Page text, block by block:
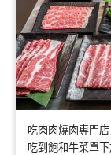
吃肉肉燒肉専門
吃到飽和牛菜單